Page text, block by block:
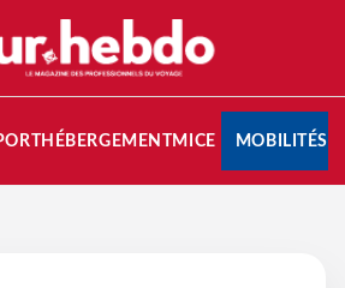
HÉBERGEMENTMICE MOBILITÉS